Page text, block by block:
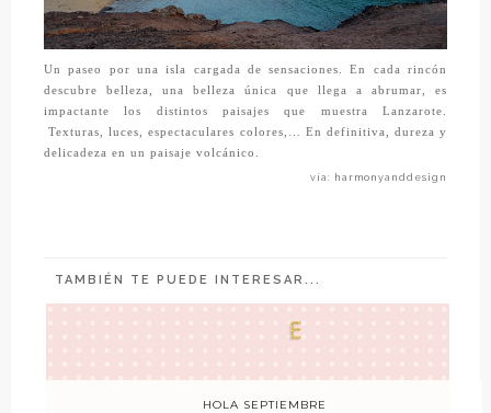
Un paseo por una isla cargada de sensaciones. En cada rincón
descubre belleza, una belleza única que llega a abrumar, es
impactante los distintos paisajes que muestra Lanzarote.
Texturas, luces, espectaculares colores,… En definitiva, dureza y
delicadeza en un paisaje volcánico.
vía: harmonyanddesign
TAMBIÉN TE PUEDE INTERESAR...
HOLA SEPTIEMBRE